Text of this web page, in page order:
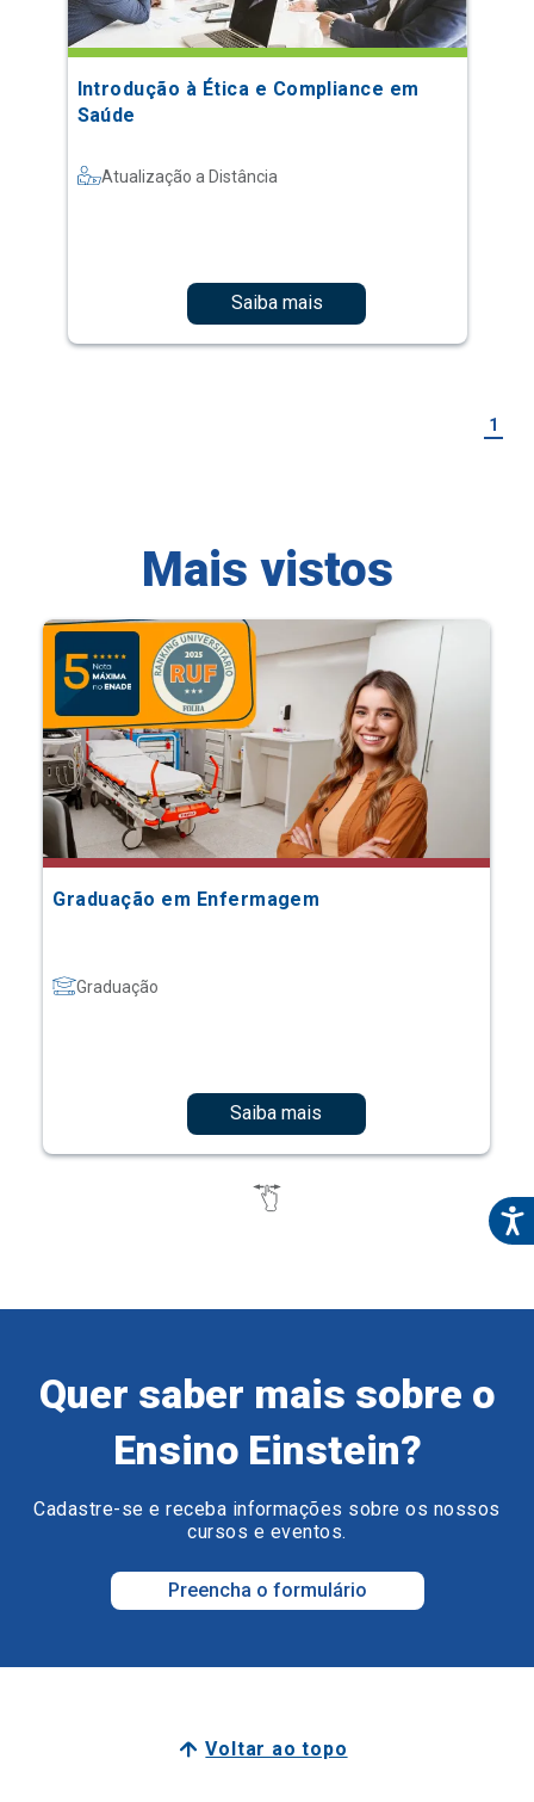
Introdução à Ética e Compliance em
Saúde
Atualização a Distância
Saiba mais
1
Mais vistos
Graduação em Enfermagem
Graduação
Saiba mais
Quer saber mais sobre o
Ensino Einstein?
Cadastre-se e receba informações sobre os nossos
cursos e eventos.
Preencha o formulário
Voltar ao topo